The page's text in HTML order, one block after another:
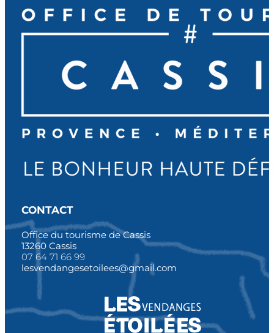
CONTACT
Office du tourisme de Cassis
13260 Cassis
07 64 71 66 99
lesvendangesetoilees@gmail.com